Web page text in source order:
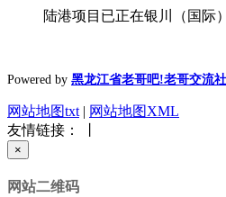
陆港项目已正在银川（国际
Powered by 黑龙江省老哥吧!老哥交流
网站地图txt | 网站地图XML
友情链接： 丨
×
网站二维码